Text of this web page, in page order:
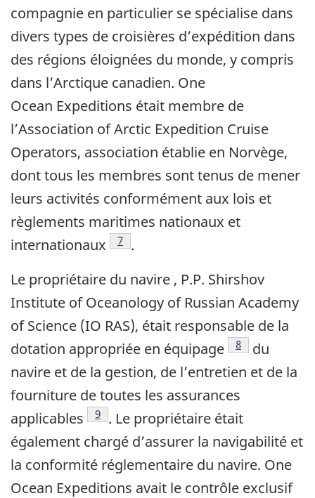
compagnie en particulier se spécialise dans
divers types de croisières d’expédition dans
des régions éloignées du monde, y compris
dans l’Arctique canadien. One
Ocean Expeditions était membre de
l’Association of Arctic Expedition Cruise
Operators, association établie en Norvège,
dont tous les membres sont tenus de mener
leurs activités conformément aux lois et
règlements maritimes nationaux et
internationaux
Note de bas de page
7 .
Le propriétaire du navire , P.P. Shirshov
Institute of Oceanology of Russian Academy
of Science (IO RAS), était responsable de la
dotation appropriée en équipage
Note de bas de
8
du
navire et de la gestion, de l’entretien et de la
fourniture de toutes les assurances
applicables
Note de bas de page
9 . Le propriétaire était
également chargé d’assurer la navigabilité et
la conformité réglementaire du navire. One
Ocean Expeditions avait le contrôle exclusif